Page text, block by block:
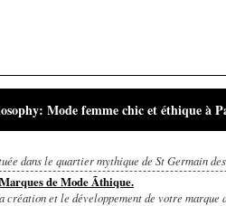
Mode femme chic et éthique à
dans le quartier mythique de St Germain
de Mode Ãthique.
création et le développement de votre marque